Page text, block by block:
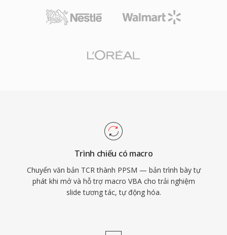
Trình chiếu có macro
Chuyển văn bản TCR thành PPSM — bản trình bày tự
phát khi mở và hỗ trợ macro VBA cho trải nghiệm
slide tương tác, tự động hóa.